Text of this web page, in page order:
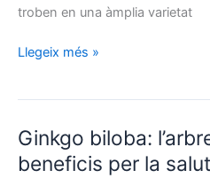
troben en una àmplia varietat
Pinus:
de
l’arbre
Llegeix més »
Ginkgo biloba:
beneficis per la